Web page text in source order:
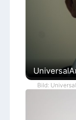
Bild: